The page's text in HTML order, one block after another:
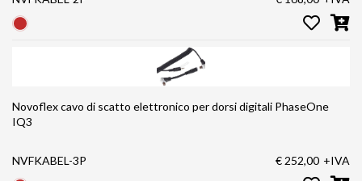
Novoflex cavo di scatto elettronico per dorsi digitali PhaseOne
IQ3
NVFKABEL-3P € 252,00 +IVA